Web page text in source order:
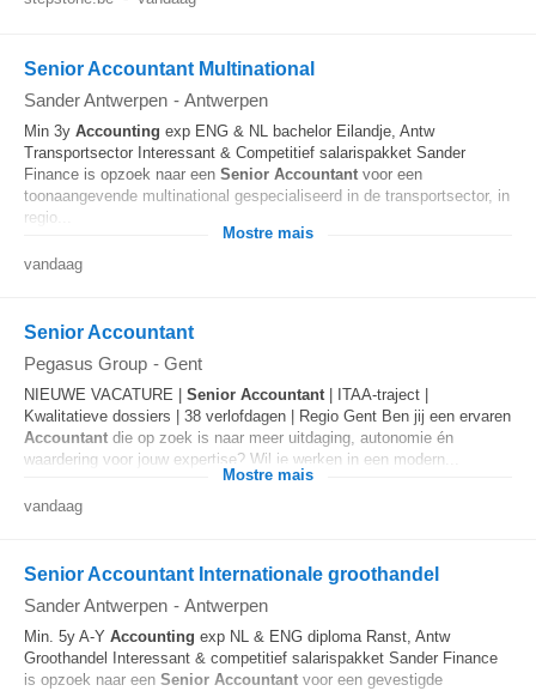
Senior Accountant Multinational
Sander Antwerpen - Antwerpen
Min 3y Accounting exp ENG & NL bachelor Eilandje, Antw
Transportsector Interessant & Competitief salarispakket Sander
Finance is opzoek naar een Senior Accountant voor een
toonaangevende multinational gespecialiseerd in de transportsector, in
regio...
Mostre mais
vandaag
Senior Accountant
Pegasus Group - Gent
NIEUWE VACATURE | Senior Accountant| ITAA-traject |
Kwalitatieve dossiers | 38 verlofdagen | Regio Gent Ben jij een ervaren
Accountant die op zoek is naar meer uitdaging, autonomie én
waardering voor jouw expertise? Wil je werken in een modern...
Mostre mais
vandaag
Senior Accountant Internationale groothandel
Sander Antwerpen - Antwerpen
Min. 5y A-Y Accounting exp NL & ENG diploma Ranst, Antw
Groothandel Interessant & competitief salarispakket Sander Finance
is opzoek naar een Senior Accountant voor een gevestigde